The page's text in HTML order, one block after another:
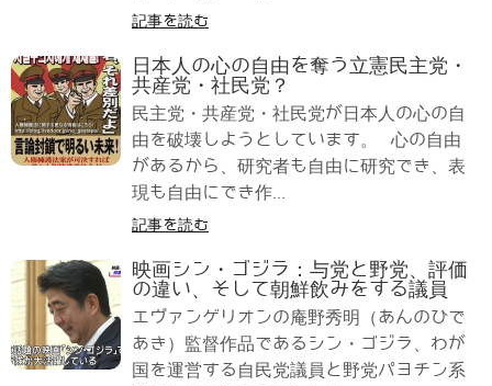
記事を読む
日本人の心の自由を奪う立憲民主党・
共産党・社民党？
民主党・共産党・社民党が日本人の心の自
由を破壊しようとしています。 心の自由
があるから、研究者も自由に研究でき、表
現も自由にでき作...
記事を読む
映画シン・ゴジラ：与党と野党、評価
の違い、そして朝鮮飲みをする議員
エヴァンゲリオンの庵野秀明（あんのひで
あき）監督作品であるシン・ゴジラ、わが
国を運営する自民党議員と野党パヨチン系